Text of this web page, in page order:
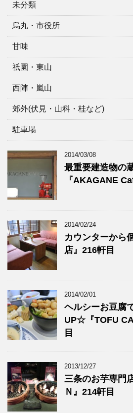
未分類
烏丸・市役所
甘味
祇園・東山
西陣・嵐山
郊外(伏見・山科・桂など)
駐車場
2014/03/08
最重要建造物の
『AKAGANE
2014/02/24
カウンターから
店』216軒目
2014/02/01
ヘルシーお豆腐
UP☆『TOFU
目
2013/12/27
三条のお芋専門
Ｎ』214軒目